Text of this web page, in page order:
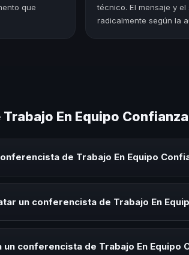
que
técnico. El mensaje y
radicalmente según la
En Equipo
de Trabajo En Equipo
un conferencista de Trabajo En
un conferencista de Trabajo En Equipo